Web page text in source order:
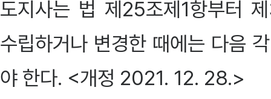
도지사는 법 제25조제1항부터
수립하거나 변경한 때에는 다음
야 한다. <개정 2021. 12. 28.>